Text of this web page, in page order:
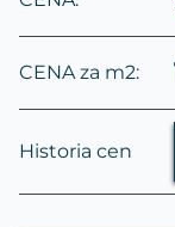
CENA za m2:
Historia cen